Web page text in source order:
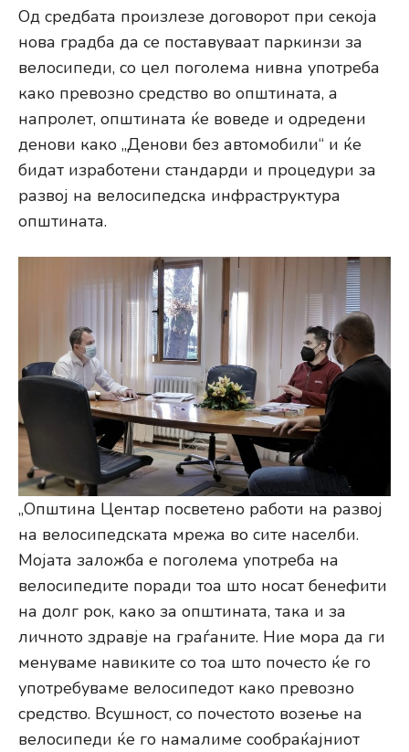
Од средбата произлезе договорот при секоја
нова градба да се поставуваат паркинзи за
велосипеди, со цел поголема нивна употреба
како превозно средство во општината, а
напролет, општината ќе воведе и одредени
денови како „Денови без автомобили“ и ќе
бидат изработени стандарди и процедури за
развој на велосипедска инфраструктура
општината.
„Општина Центар посветено работи на развој
на велосипедската мрежа во сите населби.
Мојата заложба е поголема употреба на
велосипедите поради тоа што носат бенефити
на долг рок, како за општината, така и за
личното здравје на граѓаните. Ние мора да ги
менуваме навиките со тоа што почесто ќе го
употребуваме велосипедот како превозно
средство. Всушност, со почестото возење на
велосипеди ќе го намалиме сообраќајниот